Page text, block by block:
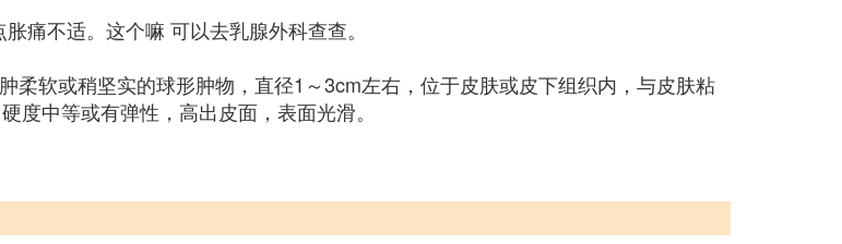
痛不适。这个嘛 可以去乳腺外科查查。
柔软或稍坚实的球形肿物，直径1～3cm左右，位于皮肤或皮下组织内，与皮肤粘
度中等或有弹性，高出皮面，表面光滑。